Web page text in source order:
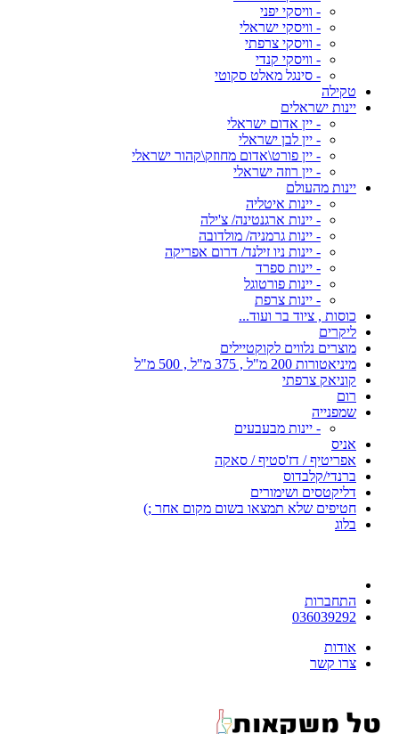
- וויסקי יפני
- וויסקי ישראלי
- וויסקי צרפתי
- וויסקי קנדי
- סינגל מאלט סקוטי
טקילה
יינות ישראלים
- יין אדום ישראלי
- יין לבן ישראלי
- יין פורט\אדום מחוזק\קהור ישראלי
- יין רוזה ישראלי
יינות מהעולם
- יינות איטליה
- יינות ארגנטינה/ צ'ילה
- יינות גרמניה/ מולדובה
- יינות ניו זילנד/ דרום אפריקה
- יינות ספרד
- יינות פורטוגל
- יינות צרפת
כוסות , ציוד בר ועוד...
ליקרים
מוצרים נלווים לקוקטיילים
מיניאטורות 200 מ"ל , 375 מ"ל , 500 מ"ל
קוניאק צרפתי
רום
שמפנייה
- יינות מבעבעים
אניס
אפריטיף / דז'סטיף / סאקה
ברנדי/קלבדוס
דליקטסים ושימורים
חטיפים שלא תמצאו בשום מקום אחר ;)
בלוג
התחברות
036039292
אודות
צרו קשר